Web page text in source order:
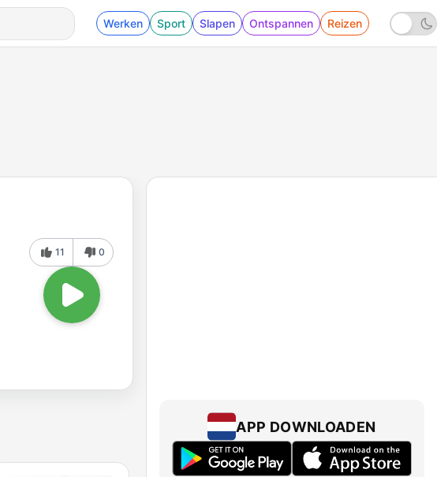
Werken Sport Slapen Ontspannen Reizen
11 0
APP DOWNLOADEN